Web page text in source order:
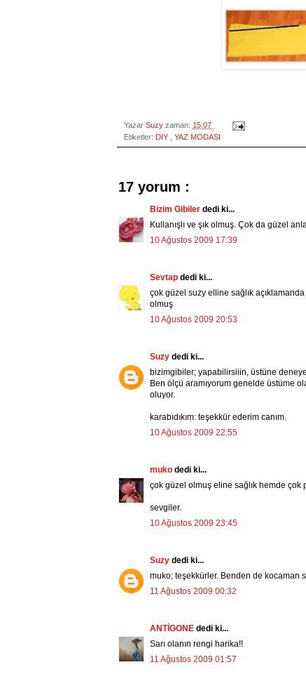
Yazar Suzy zaman: 15:07
Etiketler: DIY YAZ MODASI
17 yorum :
Bizim Gibiler dedi ki...
Kullanışlı ve şık olmuş. Çok da güzel
10 Ağustos 2009 17:39
Sevtap dedi ki...
çok güzel suzy elline sağlık
olmuş
10 Ağustos 2009 20:53
Suzy dedi ki...
bizimgibiler; yapabilirsiiin, üstüne
Ben ölçü aramıyorum genelde üstüme
oluyor.
karabıdıkım: teşekkür ederim canım.
10 Ağustos 2009 22:55
muko dedi ki...
çok güzel olmuş eline sağlık hemde çok
sevgiler.
10 Ağustos 2009 23:45
Suzy dedi ki...
muko; teşekkürler. Benden de kocaman
11 Ağustos 2009 00:32
ANTİGONE dedi ki...
Sarı olanın rengi harika!!
11 Ağustos 2009 01:57